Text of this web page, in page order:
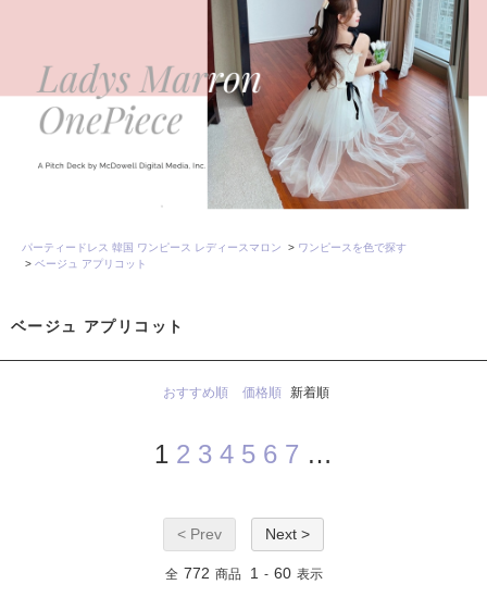
パーティードレス 韓国 ワンピース レディースマロン > ワンピースを色で探す
> ベージュ アプリコット
ベージュ アプリコット
おすすめ順 価格順 新着順
1 2 3 4 5 6 7 …
< Prev Next >
全 772 商品 1 - 60 表示